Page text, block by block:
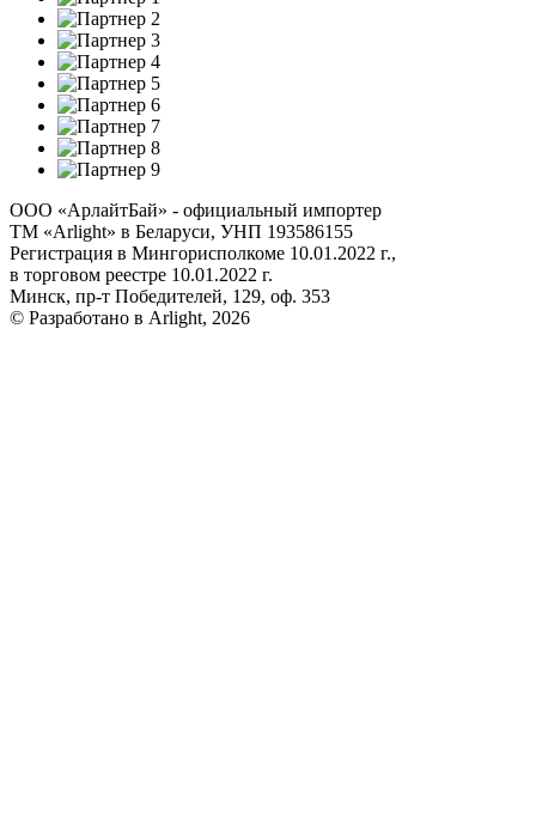
ООО «АрлайтБай» - официальный импортер
ТМ «Arlight» в Беларуси, УНП 193586155
Регистрация в Мингорисполкоме 10.01.2022 г.,
в торговом реестре 10.01.2022 г.
Минск, пр-т Победителей, 129, оф. 353
© Разработано в Arlight, 2026